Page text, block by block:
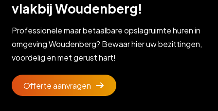
vlakbij Woudenberg!
Professionele maar betaalbare opslagruimte huren in
omgeving Woudenberg? Bewaar hier uw bezittingen,
voordelig en met gerust hart!
Offerte aanvragen